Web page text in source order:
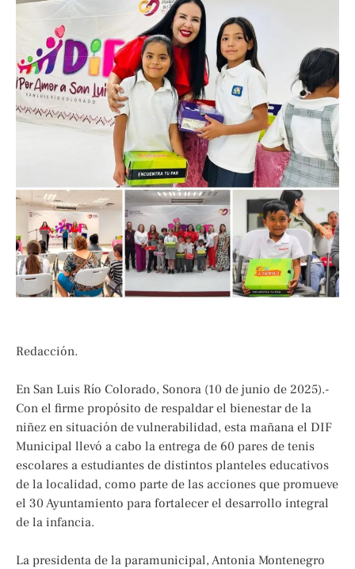
Redacción.
En San Luis Río Colorado, Sonora (10 de junio de 2025).-
Con el firme propósito de respaldar el bienestar de la
niñez en situación de vulnerabilidad, esta mañana el DIF
Municipal llevó a cabo la entrega de 60 pares de tenis
escolares a estudiantes de distintos planteles educativos
de la localidad, como parte de las acciones que promueve
el 30 Ayuntamiento para fortalecer el desarrollo integral
de la infancia.
La presidenta de la paramunicipal, Antonia Montenegro